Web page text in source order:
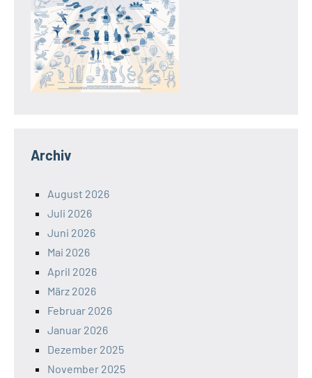
Archiv
August 2026
Juli 2026
Juni 2026
Mai 2026
April 2026
März 2026
Februar 2026
Januar 2026
Dezember 2025
November 2025